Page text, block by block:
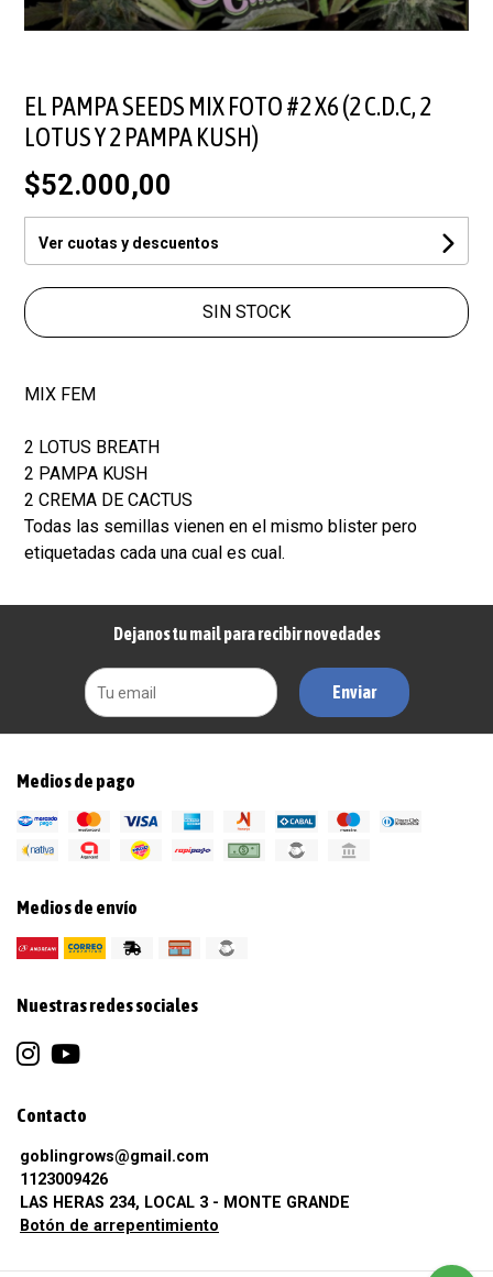
EL PAMPA SEEDS MIX FOTO #2 X6 (2 C.D.C, 2
LOTUS Y 2 PAMPA KUSH)
$52.000,00
Ver cuotas y descuentos
SIN STOCK
MIX FEM
2 LOTUS BREATH
2 PAMPA KUSH
2 CREMA DE CACTUS
Todas las semillas vienen en el mismo blister pero
etiquetadas cada una cual es cual.
Dejanos tu mail para recibir novedades
Enviar
Medios de pago
Medios de envío
Nuestras redes sociales
Contacto
goblingrows@gmail.com
1123009426
LAS HERAS 234, LOCAL 3 - MONTE GRANDE
Botón de arrepentimiento